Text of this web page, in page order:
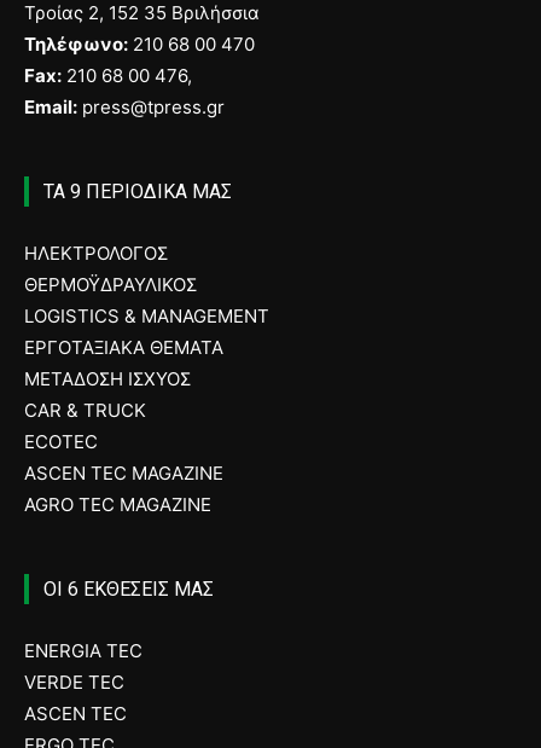
Τροίας 2, 152 35 Βριλήσσια
Τηλέφωνο: 210 68 00 470
Fax: 210 68 00 476,
Email: press@tpress.gr
ΤΑ 9 ΠΕΡΙΟΔΙΚΑ ΜΑΣ
ΗΛΕΚΤΡΟΛΟΓΟΣ
ΘΕΡΜΟΫΔΡΑΥΛΙΚΟΣ
LOGISTICS & MANAGEMENT
ΕΡΓΟΤΑΞΙΑΚΑ ΘΕΜΑΤΑ
ΜΕΤΑΔΟΣΗ ΙΣΧΥΟΣ
CAR & TRUCK
ECOTEC
ASCEN TEC MAGAZINE
AGRO TEC MAGAZINE
ΟΙ 6 ΕΚΘΕΣΕΙΣ ΜΑΣ
ENERGIA TEC
VERDE TEC
ASCEN TEC